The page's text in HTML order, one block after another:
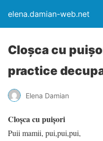
elena.damian-web.net
Cloşca cu
practice
Elena Damian
Cloşca cu puişori
Puii mamii, pui,pui,pui,